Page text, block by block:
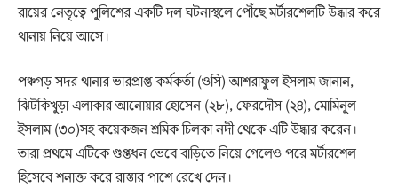
রায়ের নেতৃত্বে পুলিশের একটি দল ঘটনাস্থলে পৌঁছে মর্টারশেলটি উদ্ধার করে
থানায় নিয়ে আসে।
পঞ্চগড় সদর থানার ভারপ্রাপ্ত কর্মকর্তা (ওসি) আশরাফুল ইসলাম জানান,
ঝিটকিখুড়া এলাকার আনোয়ার হোসেন (২৮), ফেরদৌস (২৪), মোমিনুল
ইসলাম (৩০)সহ কয়েকজন শ্রমিক চিলকা নদী থেকে এটি উদ্ধার করেন।
তারা প্রথমে এটিকে গুপ্তধন ভেবে বাড়িতে নিয়ে গেলেও পরে মর্টারশেল
হিসেবে শনাক্ত করে রাস্তার পাশে রেখে দেন।